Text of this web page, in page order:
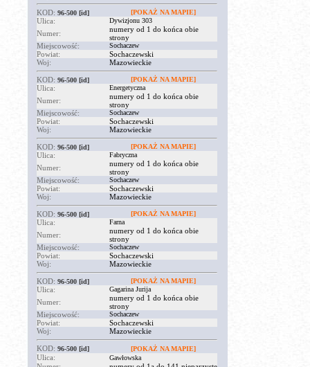
KOD: 96-500 [id] [POKAŻ NA MAPIE]
Ulica: Dywizjonu 303
Numer:
numery od 1 do końca obie
strony
Miejscowość:
Sochaczew
Powiat:
Sochaczewski
Woj:
Mazowieckie
KOD: 96-500 [id] [POKAŻ NA MAPIE]
Ulica: Energetyczna
Numer:
numery od 1 do końca obie
strony
Miejscowość:
Sochaczew
Powiat:
Sochaczewski
Woj:
Mazowieckie
KOD: 96-500 [id] [POKAŻ NA MAPIE]
Ulica: Fabryczna
Numer:
numery od 1 do końca obie
strony
Miejscowość:
Sochaczew
Powiat:
Sochaczewski
Woj:
Mazowieckie
KOD: 96-500 [id] [POKAŻ NA MAPIE]
Ulica: Farna
Numer:
numery od 1 do końca obie
strony
Miejscowość:
Sochaczew
Powiat:
Sochaczewski
Woj:
Mazowieckie
KOD: 96-500 [id] [POKAŻ NA MAPIE]
Ulica: Gagarina Jurija
Numer:
numery od 1 do końca obie
strony
Miejscowość:
Sochaczew
Powiat:
Sochaczewski
Woj:
Mazowieckie
KOD: 96-500 [id] [POKAŻ NA MAPIE]
Ulica: Gawłowska